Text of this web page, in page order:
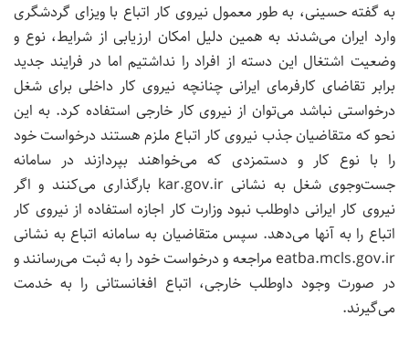
به گفته حسینی، به طور معمول نیروی کار اتباع با ویزای گردشگری
وارد ایران می‌شدند به همین دلیل امکان ارزیابی از شرایط، نوع و
وضعیت اشتغال این دسته از افراد را نداشتیم اما در فرایند جدید
برابر تقاضای کارفرمای ایرانی چنانچه نیروی کار داخلی برای شغل
درخواستی نباشد می‌توان از نیروی کار خارجی استفاده کرد. به این
نحو که متقاضیان جذب نیروی کار اتباع ملزم هستند درخواست خود
را با نوع کار و دستمزدی که می‌خواهند بپردازند در سامانه
جست‌وجوی شغل به نشانی kar.gov.ir بارگذاری می‌کنند و اگر
نیروی کار ایرانی داوطلب نبود وزارت کار اجازه استفاده از نیروی کار
اتباع را به آنها می‌دهد. سپس متقاضیان به سامانه اتباع به نشانی
eatba.mcls.gov.ir مراجعه و درخواست خود را به ثبت می‌رسانند و
در صورت وجود داوطلب خارجی، اتباع افغانستانی را به خدمت
می‌گیرند.